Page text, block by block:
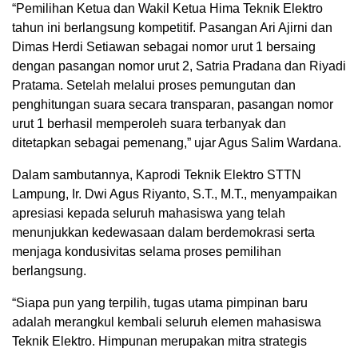
“Pemilihan Ketua dan Wakil Ketua Hima Teknik Elektro
tahun ini berlangsung kompetitif. Pasangan Ari Ajirni dan
Dimas Herdi Setiawan sebagai nomor urut 1 bersaing
dengan pasangan nomor urut 2, Satria Pradana dan Riyadi
Pratama. Setelah melalui proses pemungutan dan
penghitungan suara secara transparan, pasangan nomor
urut 1 berhasil memperoleh suara terbanyak dan
ditetapkan sebagai pemenang,” ujar Agus Salim Wardana.
Dalam sambutannya, Kaprodi Teknik Elektro STTN
Lampung, Ir. Dwi Agus Riyanto, S.T., M.T., menyampaikan
apresiasi kepada seluruh mahasiswa yang telah
menunjukkan kedewasaan dalam berdemokrasi serta
menjaga kondusivitas selama proses pemilihan
berlangsung.
“Siapa pun yang terpilih, tugas utama pimpinan baru
adalah merangkul kembali seluruh elemen mahasiswa
Teknik Elektro. Himpunan merupakan mitra strategis